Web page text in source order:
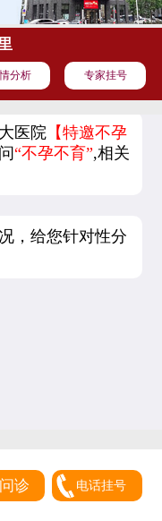
分析 专家挂号
医院 【特邀不孕
“不孕不育”,相关
，给您针对性分
诊 电话挂号